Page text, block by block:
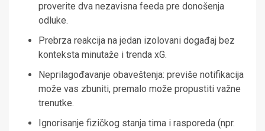
proverite dva nezavisna feeda pre donošenja
odluke.
Prebrza reakcija na jedan izolovani događaj bez
konteksta minutaže i trenda xG.
Neprilagođavanje obaveštenja: previše notifikacija
može vas zbuniti, premalo može propustiti važne
trenutke.
Ignorisanje fizičkog stanja tima i rasporeda (npr.